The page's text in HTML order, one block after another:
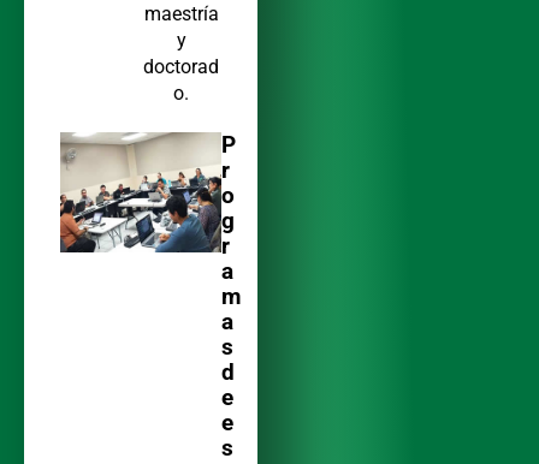
maestría
y
doctorad
o.
P
r
o
g
r
a
m
a
s
d
e
e
s